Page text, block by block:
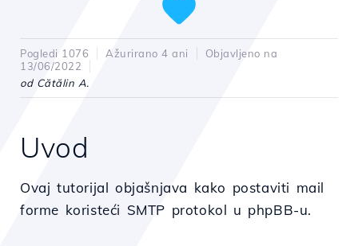
Pogledi 1076 Ažurirano 4 ani
Objavljeno na
13/06/2022
od Cătălin A.
Uvod
Ovaj tutorijal objašnjava kako postaviti mail
forme koristeći SMTP protokol u phpBB-u.